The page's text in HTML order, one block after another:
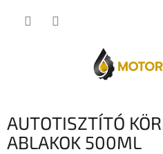
AUTOTISZTÍTÓ
ABLAKOK 500ML